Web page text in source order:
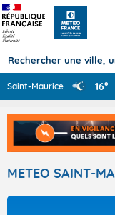
Saint-Maurice 16°
METEO SAINT-